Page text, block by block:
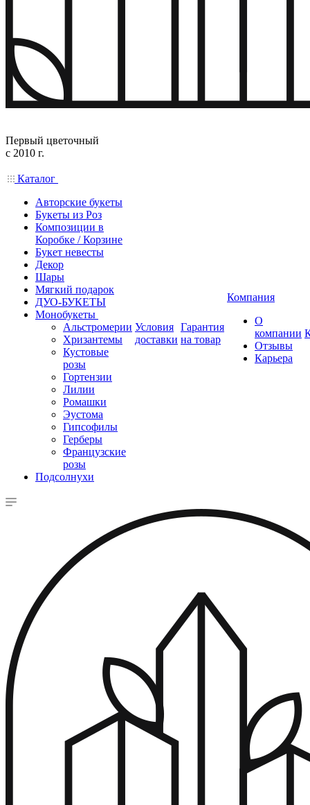
Первый цветочный
с 2010 г.
Каталог
Авторские букеты
Букеты из Роз
Композиции в
Коробке / Корзине
Букет невесты
Декор
Шары
Мягкий подарок
ДУО-БУКЕТЫ
Монобукеты
Альстромерии
Хризантемы
Кустовые
розы
Гортензии
Лилии
Ромашки
Эустома
Гипсофилы
Герберы
Французские
розы
Подсолнухи
Условия
доставки
Гарантия
на товар
Компания
О
компании
Отзывы
Карьера